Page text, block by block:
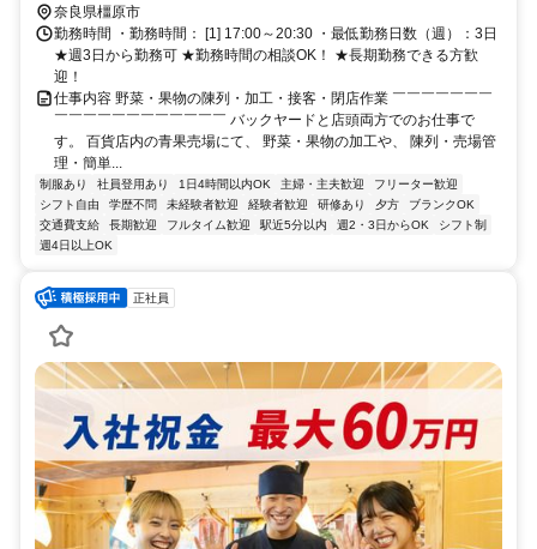
奈良県橿原市
勤務時間 ・勤務時間： [1] 17:00～20:30 ・最低勤務日数（週）：3日
★週3日から勤務可 ★勤務時間の相談OK！ ★長期勤務できる方歓
迎！
仕事内容 野菜・果物の陳列・加工・接客・閉店作業 ￣￣￣￣￣￣￣
￣￣￣￣￣￣￣￣￣￣￣￣ バックヤードと店頭両方でのお仕事で
す。 百貨店内の青果売場にて、 野菜・果物の加工や、 陳列・売場管
理・簡単...
制服あり 社員登用あり 1日4時間以内OK 主婦・主夫歓迎
フリーター歓迎
シフト自由
学歴不問 未経験者歓迎 経験者歓迎 研修あり 夕方
ブランクOK
交通費支給
長期歓迎 フルタイム歓迎 駅近5分以内 週2・3日からOK
シフト制
週4日以上OK
正社員